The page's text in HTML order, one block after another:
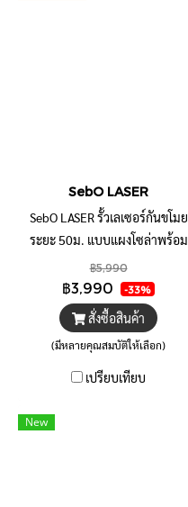
SebO LASER
SebO LASER รั้วเลเซอร์กันขโมย
ระยะ 50ม. แบบแผงโซล่าพร้อม
แบตเตอรี่ ส่งสัญญาณไร้สายสู่ไซ
เลนระยะ 100 เมตร ติดตั้งเองได้
ไม่ต้องเดินสาย
฿5,990
฿3,990 -33%
สั่งซื้อสินค้า
(มีหลายคุณสมบัติให้เลือก)
เปรียบเทียบ
New